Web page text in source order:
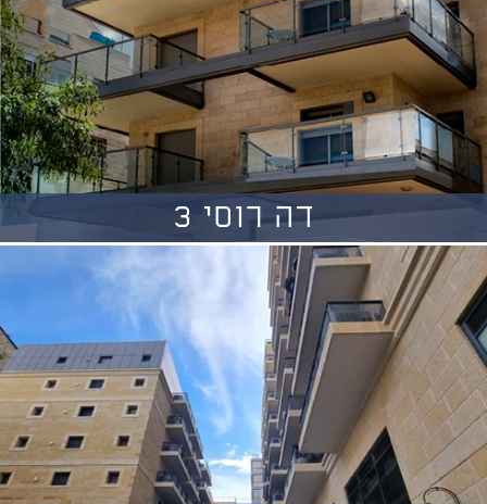
דה רוסי 3